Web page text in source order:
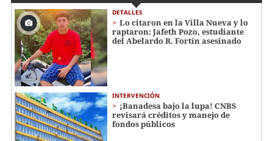
DETALLES
Lo citaron en la Villa Nueva y lo
raptaron: Jafeth Pozo, estudiante
del Abelardo R. Fortín asesinado
INTERVENCIÓN
¡Banadesa bajo la lupa! CNBS
revisará créditos y manejo de
fondos públicos